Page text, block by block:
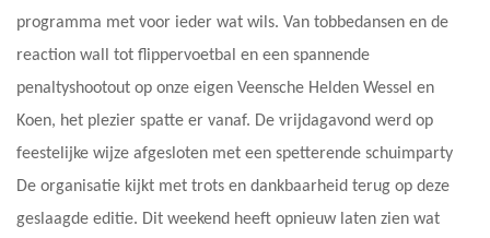
programma met voor ieder wat wils. Van tobbedansen en de
reaction wall tot flippervoetbal en een spannende
penaltyshootout op onze eigen Veensche Helden Wessel en
Koen, het plezier spatte er vanaf. De vrijdagavond werd op
feestelijke wijze afgesloten met een spetterende schuimparty
De organisatie kijkt met trots en dankbaarheid terug op deze
geslaagde editie. Dit weekend heeft opnieuw laten zien wat